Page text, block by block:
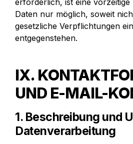
erforderlich, ist eine vorzeitige
Daten nur möglich, soweit
gesetzliche Verpflichtungen
entgegenstehen.
IX.
UND E-MAIL-
1. Beschreibung und
Datenverarbeitung